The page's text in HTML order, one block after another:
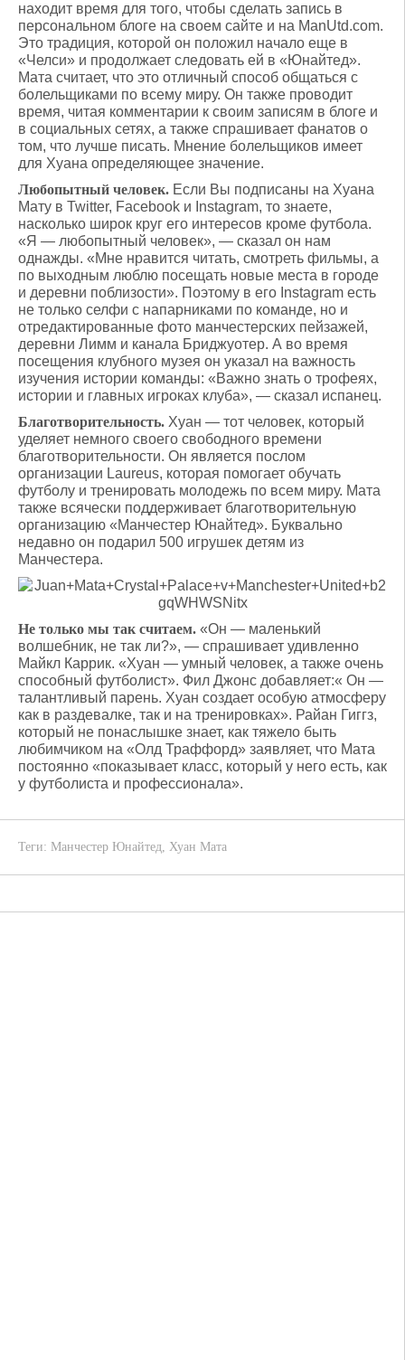
находит время для того, чтобы сделать запись в
персональном блоге на своем сайте и на ManUtd.com.
Это традиция, которой он положил начало еще в
«Челси» и продолжает следовать ей в «Юнайтед».
Мата считает, что это отличный способ общаться с
болельщиками по всему миру. Он также проводит
время, читая комментарии к своим записям в блоге и
в социальных сетях, а также спрашивает фанатов о
том, что лучше писать. Мнение болельщиков имеет
для Хуана определяющее значение.
Любопытный человек. Если Вы подписаны на Хуана
Мату в Twitter, Facebook и Instagram, то знаете,
насколько широк круг его интересов кроме футбола.
«Я — любопытный человек», — сказал он нам
однажды. «Мне нравится читать, смотреть фильмы, а
по выходным люблю посещать новые места в городе
и деревни поблизости». Поэтому в его Instagram есть
не только селфи с напарниками по команде, но и
отредактированные фото манчестерских пейзажей,
деревни Лимм и канала Бриджуотер. А во время
посещения клубного музея он указал на важность
изучения истории команды: «Важно знать о трофеях,
истории и главных игроках клуба», — сказал испанец.
Благотворительность. Хуан — тот человек, который
уделяет немного своего свободного времени
благотворительности. Он является послом
организации Laureus, которая помогает обучать
футболу и тренировать молодежь по всем миру. Мата
также всячески поддерживает благотворительную
организацию «Манчестер Юнайтед». Буквально
недавно он подарил 500 игрушек детям из
Манчестера.
Не только мы так считаем. «Он — маленький
волшебник, не так ли?», — спрашивает удивленно
Майкл Каррик. «Хуан — умный человек, а также очень
способный футболист». Фил Джонс добавляет:« Он —
талантливый парень. Хуан создает особую атмосферу
как в раздевалке, так и на тренировках». Райан Гиггз,
который не понаслышке знает, как тяжело быть
любимчиком на «Олд Траффорд» заявляет, что Мата
постоянно «показывает класс, который у него есть, как
у футболиста и профессионала».
Теги: Манчестер Юнайтед, Хуан Мата